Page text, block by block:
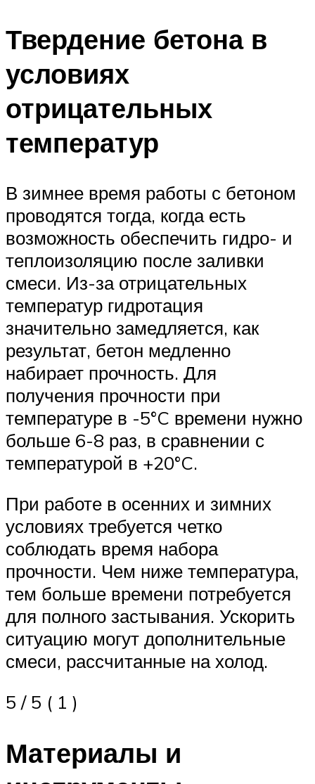
Твердение бетона в
условиях
отрицательных
температур
В зимнее время работы с бетоном
проводятся тогда, когда есть
возможность обеспечить гидро- и
теплоизоляцию после заливки
смеси. Из-за отрицательных
температур гидротация
значительно замедляется, как
результат, бетон медленно
набирает прочность. Для
получения прочности при
температуре в -5°C времени нужно
больше 6-8 раз, в сравнении с
температурой в +20°C.
При работе в осенних и зимних
условиях требуется четко
соблюдать время набора
прочности. Чем ниже температура,
тем больше времени потребуется
для полного застывания. Ускорить
ситуацию могут дополнительные
смеси, рассчитанные на холод.
5 / 5 ( 1 )
Материалы и